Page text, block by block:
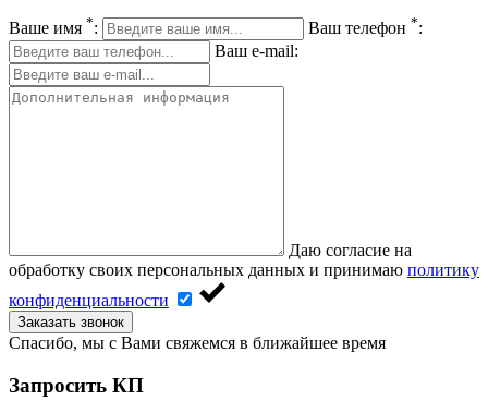
Ваше имя *: Ваш телефон *:
Ваш e-mail:
Даю согласие на
обработку своих персональных данных и принимаю политику
конфиденциальности
Заказать звонок
Спасибо, мы с Вами свяжемся в ближайшее время
Запросить КП